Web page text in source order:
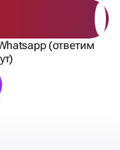
(ответим